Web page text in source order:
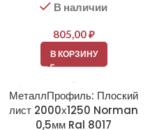
В наличии
805,00₽
В КОРЗИНУ
МеталлПрофиль: Плоский
лист 2000х1250 Norman
0,5мм Ral 8017